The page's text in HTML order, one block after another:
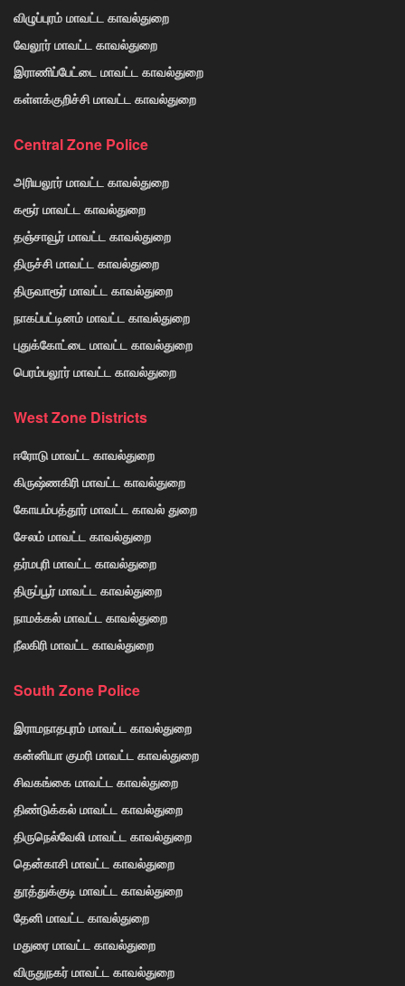
விழுப்புரம் மாவட்ட காவல்துறை
வேலூர் மாவட்ட காவல்துறை
இராணிப்பேட்டை மாவட்ட காவல்துறை
கள்ளக்குறிச்சி மாவட்ட காவல்துறை
Central Zone Police
அரியலூர் மாவட்ட காவல்துறை
கரூர் மாவட்ட காவல்துறை
தஞ்சாவூர் மாவட்ட காவல்துறை
திருச்சி மாவட்ட காவல்துறை
திருவாரூர் மாவட்ட காவல்துறை
நாகப்பட்டினம் மாவட்ட காவல்துறை
புதுக்கோட்டை மாவட்ட காவல்துறை
பெரம்பலூர் மாவட்ட காவல்துறை
West Zone Districts
ஈரோடு மாவட்ட காவல்துறை
கிருஷ்ணகிரி மாவட்ட காவல்துறை
கோயம்பத்தூர் மாவட்ட காவல் துறை
சேலம் மாவட்ட காவல்துறை
தர்மபுரி மாவட்ட காவல்துறை
திருப்பூர் மாவட்ட காவல்துறை
நாமக்கல் மாவட்ட காவல்துறை
நீலகிரி மாவட்ட காவல்துறை
South Zone Police
இராமநாதபுரம் மாவட்ட காவல்துறை
கன்னியா குமரி மாவட்ட காவல்துறை
சிவகங்கை மாவட்ட காவல்துறை
திண்டுக்கல் மாவட்ட காவல்துறை
திருநெல்வேலி மாவட்ட காவல்துறை
தென்காசி மாவட்ட காவல்துறை
தூத்துக்குடி மாவட்ட காவல்துறை
தேனி மாவட்ட காவல்துறை
மதுரை மாவட்ட காவல்துறை
விருதுநகர் மாவட்ட காவல்துறை